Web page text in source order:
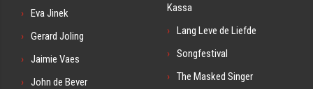
Eva Jinek
Gerard Joling
Jaimie Vaes
John de Bever
Kassa
Lang Leve de Liefde
Songfestival
The Masked Singer